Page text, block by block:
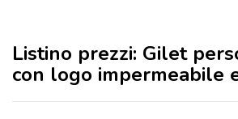
Listino prezzi: Gilet
con logo impermeabile